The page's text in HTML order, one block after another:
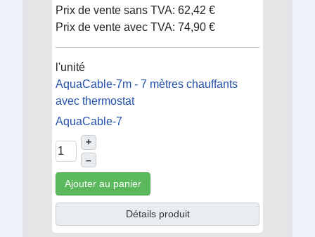
Prix de vente sans TVA: 62,42 €
Prix de vente avec TVA: 74,90 €
l'unité
AquaCable-7m - 7 mètres chauffants
avec thermostat
AquaCable-7
+
–
Ajouter au panier
Détails produit